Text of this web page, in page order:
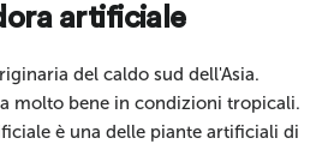
artificiale
del caldo sud dell'Asia.
molto bene in condizioni tropicali.
è una delle piante artificiali di